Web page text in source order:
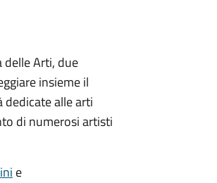
delle Arti, due
insieme il
alle arti
di numerosi artisti
e